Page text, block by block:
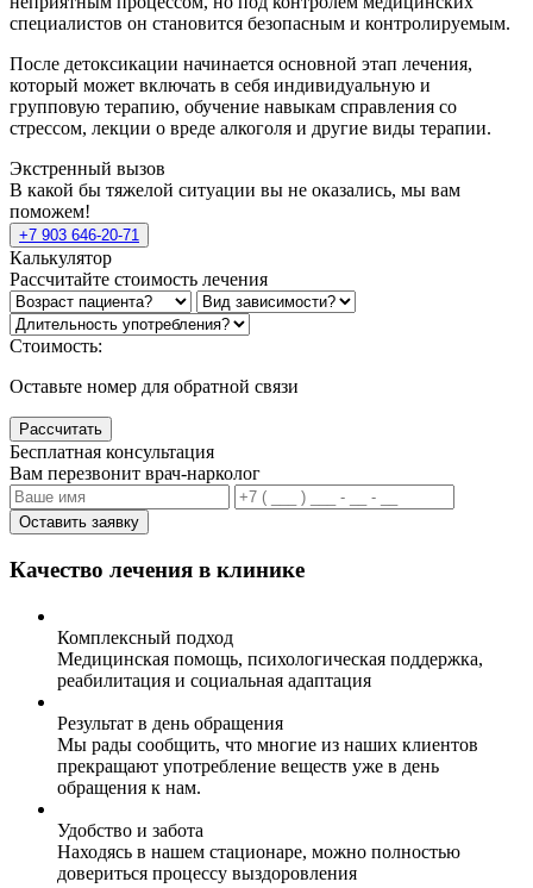
специалистов он становится безопасным и контролируемым.
После детоксикации начинается основной этап лечения,
который может включать в себя индивидуальную и
групповую терапию, обучение навыкам справления со
стрессом, лекции о вреде алкоголя и другие виды терапии.
Экстренный вызов
В какой бы тяжелой ситуации вы не оказались, мы вам
поможем!
+7 903 646-20-71
Калькулятор
Рассчитайте стоимость лечения
Стоимость:
Оставьте номер для обратной связи
Рассчитать
Бесплатная консультация
Вам перезвонит врач-нарколог
Оставить заявку
Качество лечения в клинике
Комплексный подход
Медицинская помощь, психологическая поддержка,
реабилитация и социальная адаптация
Результат в день обращения
Мы рады сообщить, что многие из наших клиентов
прекращают употребление веществ уже в день
обращения к нам.
Удобство и забота
Находясь в нашем стационаре, можно полностью
довериться процессу выздоровления